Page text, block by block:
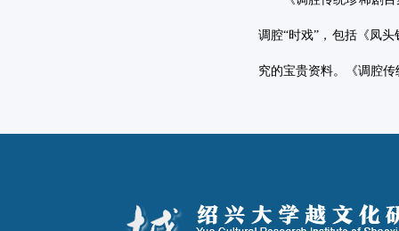
调腔“时戏”，包括《凤
究的宝贵资料。《调腔